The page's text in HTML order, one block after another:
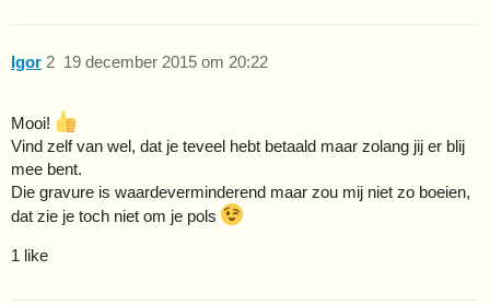
Igor 19 december 2015 om 20:22
2
Mooi!
Vind zelf van wel, dat je teveel hebt betaald maar zolang jij er blij
mee bent.
Die gravure is waardeverminderend maar zou mij niet zo boeien,
dat zie je toch niet om je pols
1 like